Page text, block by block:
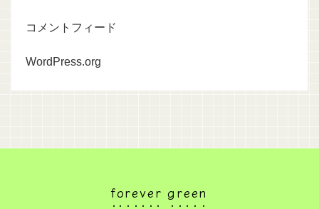
コメントフィード
WordPress.org
forever green